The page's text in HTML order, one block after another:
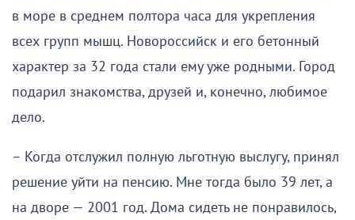
в море в среднем полтора часа для укрепления
всех групп мышц. Новороссийск и его бетонный
характер за 32 года стали ему уже родными. Город
подарил знакомства, друзей и, конечно, любимое
дело.
– Когда отслужил полную льготную выслугу, принял
решение уйти на пенсию. Мне тогда было 39 лет, а
на дворе — 2001 год. Дома сидеть не понравилось,